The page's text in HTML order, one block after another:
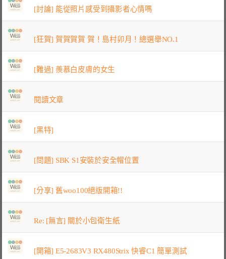
[討論] 能從照片感受到攝影者心情嗎
[狂賀] 賀賀賀賀 賀！島村卯月！總選舉NO.1
[難過] 羨慕白皮膚的女生
閱讀文章
[黑特]
[問題] SBK S1安裝於安全帽位置
[分享] 舊woo100絕版開箱!!
Re: [無言] 關於小包衛生紙
[開箱] E5-2683V3 RX480Strix 快睿C1 簡單測試